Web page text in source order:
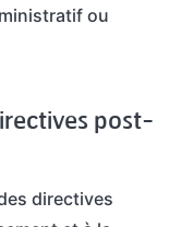
ou
post-
directives